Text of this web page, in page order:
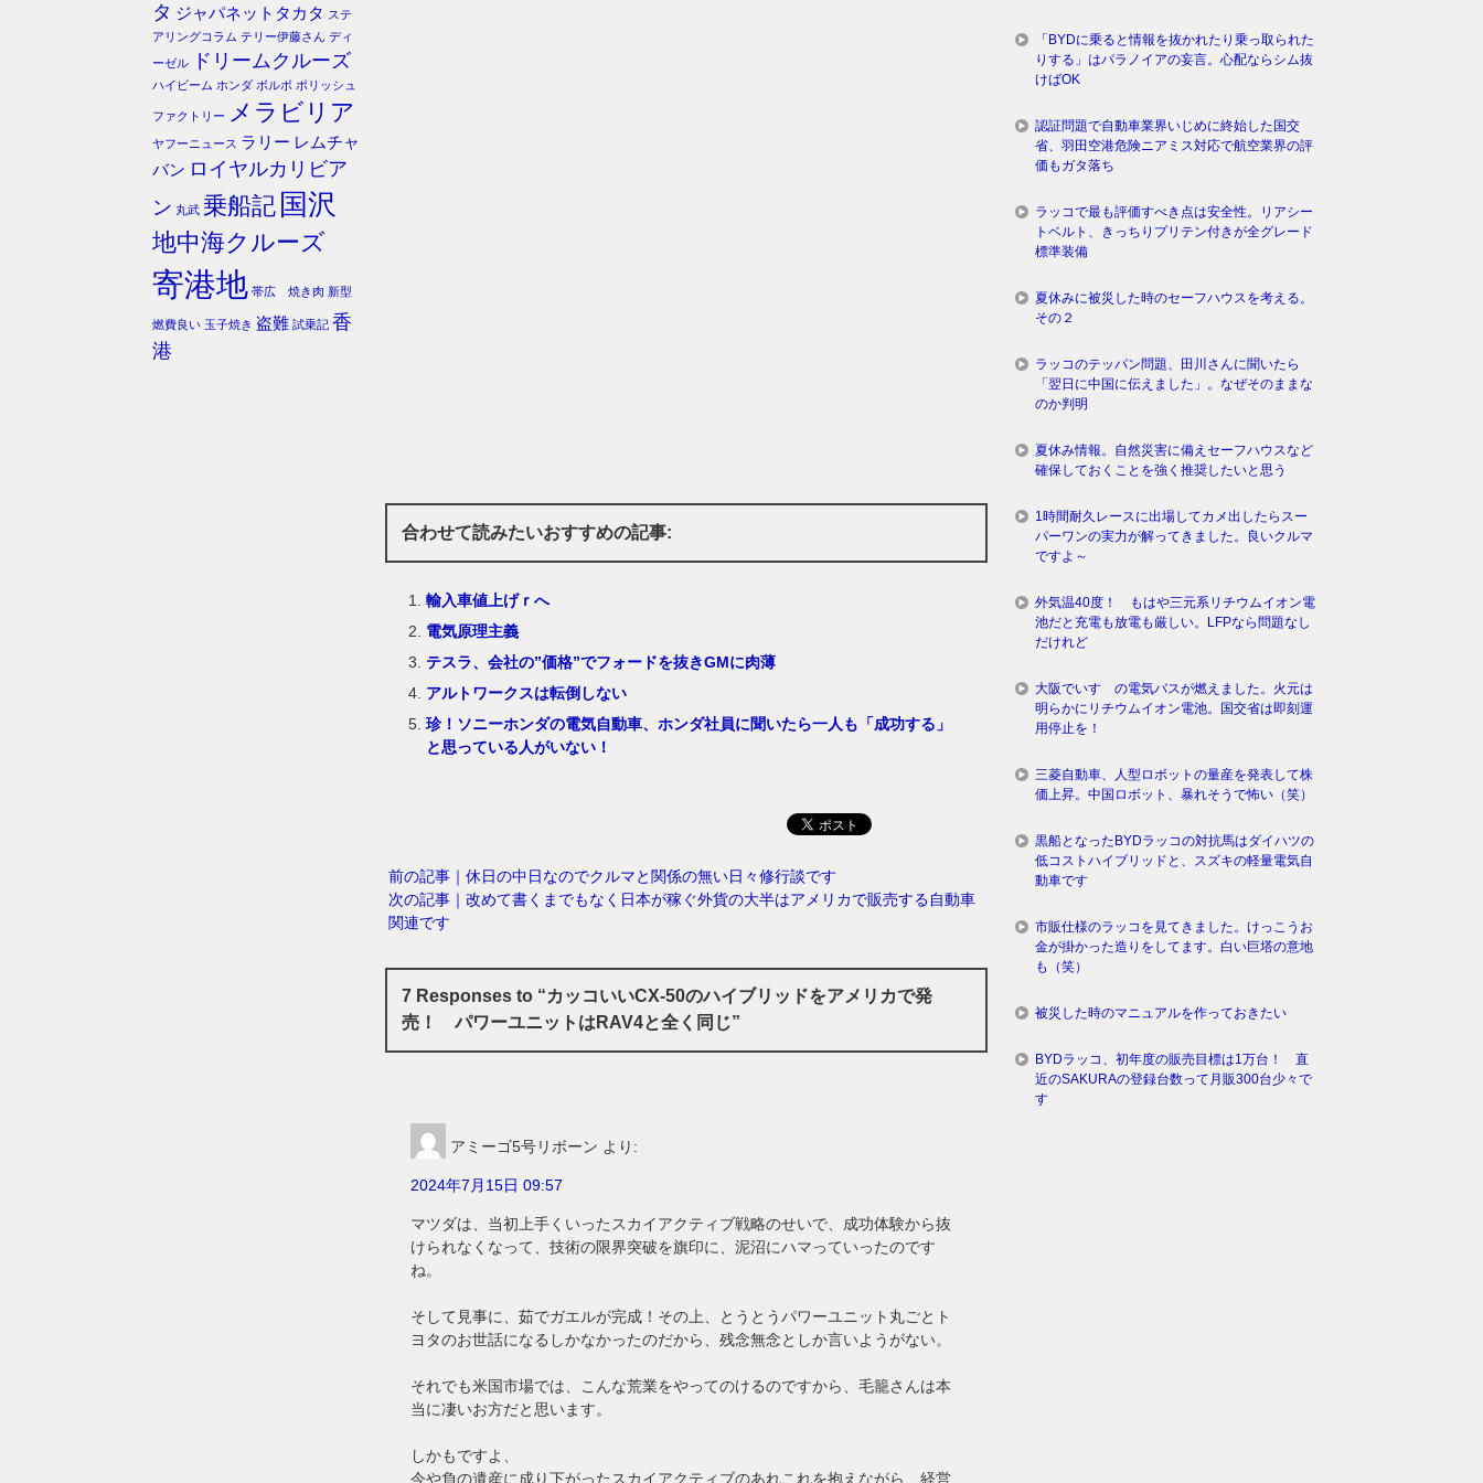
合わせて読みたいおすすめの記事:
輸入車値上げｒへ
電気原理主義
テスラ、会社の”価格”でフォードを抜きGMに肉薄
アルトワークスは転倒しない
珍！ソニーホンダの電気自動車、ホンダ社員に聞いたら一人も「成功する」
と思っている人がいない！
前の記事｜休日の中日なのでクルマと関係の無い日々修行談です
次の記事｜改めて書くまでもなく日本が稼ぐ外貨の大半はアメリカで販売する自動車
関連です
7 Responses to “カッコいいCX-50のハイブリッドをアメリカで発
売！ パワーユニットはRAV4と全く同じ”
アミーゴ5号リボーン より:
2024年7月15日 09:57
マツダは、当初上手くいったスカイアクティブ戦略のせいで、成功体験から抜
けられなくなって、技術の限界突破を旗印に、泥沼にハマっていったのです
ね。
そして見事に、茹でガエルが完成！その上、とうとうパワーユニット丸ごとト
ヨタのお世話になるしかなかったのだから、残念無念としか言いようがない。
それでも米国市場では、こんな荒業をやってのけるのですから、毛籠さんは本
当に凄いお方だと思います。
しかもですよ、
今や負の遺産に成り下がったスカイアクティブのあれこれを抱えながら、経営
タ ジャパネットタカタ ステ
アリングコラム テリー伊藤さん ディ
ーゼル
ドリームクルーズ
ハイビーム ホンダ ボルボ ポリッシュ
ファクトリー メラビリア
ヤフーニュース ラリー レムチャ
バン ロイヤルカリビア
ン 丸武 乗船記 国沢
地中海クルーズ
寄港地 帯広 焼き肉 新型
燃費良い 玉子焼き 盗難 試乗記 香
港
「BYDに乗ると情報を抜かれたり乗っ取られた
りする」はパラノイアの妄言。心配ならシム抜
けばOK
認証問題で自動車業界いじめに終始した国交
省、羽田空港危険ニアミス対応で航空業界の評
価もガタ落ち
ラッコで最も評価すべき点は安全性。リアシー
トベルト、きっちりプリテン付きが全グレード
標準装備
夏休みに被災した時のセーフハウスを考える。
その２
ラッコのテッパン問題、田川さんに聞いたら
「翌日に中国に伝えました」。なぜそのままな
のか判明
夏休み情報。自然災害に備えセーフハウスなど
確保しておくことを強く推奨したいと思う
1時間耐久レースに出場してカメ出したらスー
パーワンの実力が解ってきました。良いクルマ
ですよ～
外気温40度！ もはや三元系リチウムイオン電
池だと充電も放電も厳しい。LFPなら問題なし
だけれど
大阪でいすゞの電気バスが燃えました。火元は
明らかにリチウムイオン電池。国交省は即刻運
用停止を！
三菱自動車、人型ロボットの量産を発表して株
価上昇。中国ロボット、暴れそうで怖い（笑）
黒船となったBYDラッコの対抗馬はダイハツの
低コストハイブリッドと、スズキの軽量電気自
動車です
市販仕様のラッコを見てきました。けっこうお
金が掛かった造りをしてます。白い巨塔の意地
も（笑）
被災した時のマニュアルを作っておきたい
BYDラッコ、初年度の販売目標は1万台！ 直
近のSAKURAの登録台数って月販300台少々で
す